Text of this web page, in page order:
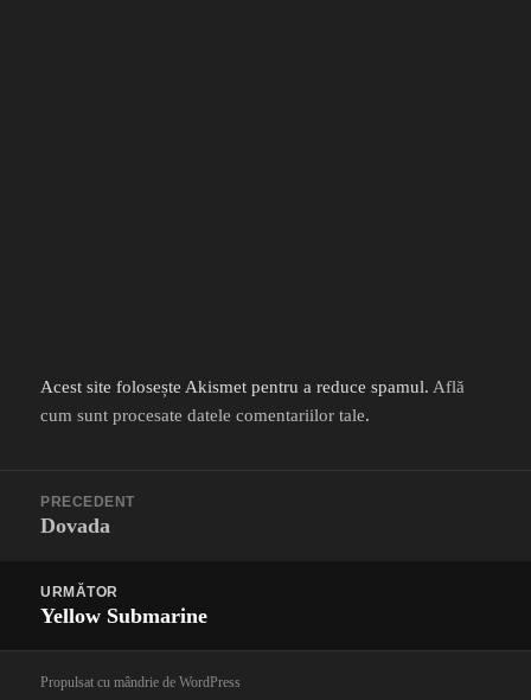
Acest site folosește Akismet pentru a reduce spamul. Află
cum sunt procesate datele comentariilor tale.
PRECEDENT
Articolul
Dovada
URMĂTOR
Articolul
Yellow Submarine
Propulsat cu mândrie de WordPress